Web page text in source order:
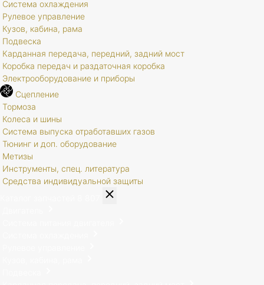
Система охлаждения
Рулевое управление
Кузов, кабина, рама
Подвеска
Карданная передача, передний, задний мост
Коробка передач и раздаточная коробка
Электрооборудование и приборы
Сцепление
Тормоза
Колеса и шины
Система выпуска отработавших газов
Тюнинг и доп. оборудование
Метизы
Инструменты, спец. литература
Средства индивидуальной защиты